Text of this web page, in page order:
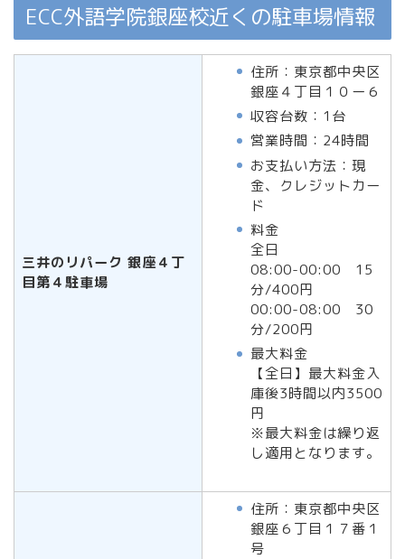
ECC外語学院銀座校近くの駐車場情報
三井のリパーク 銀座４丁
目第４駐車場
住所：東京都中央区
銀座４丁目１０ー６
収容台数：1台
営業時間：24時間
お支払い方法：現
金、クレジットカー
ド
料金
全日
08:00-00:00 15
分/400円
00:00-08:00 30
分/200円
最大料金
【全日】最大料金入
庫後3時間以内3500
円
※最大料金は繰り返
し適用となります。
住所：東京都中央区
銀座６丁目１７番１
号